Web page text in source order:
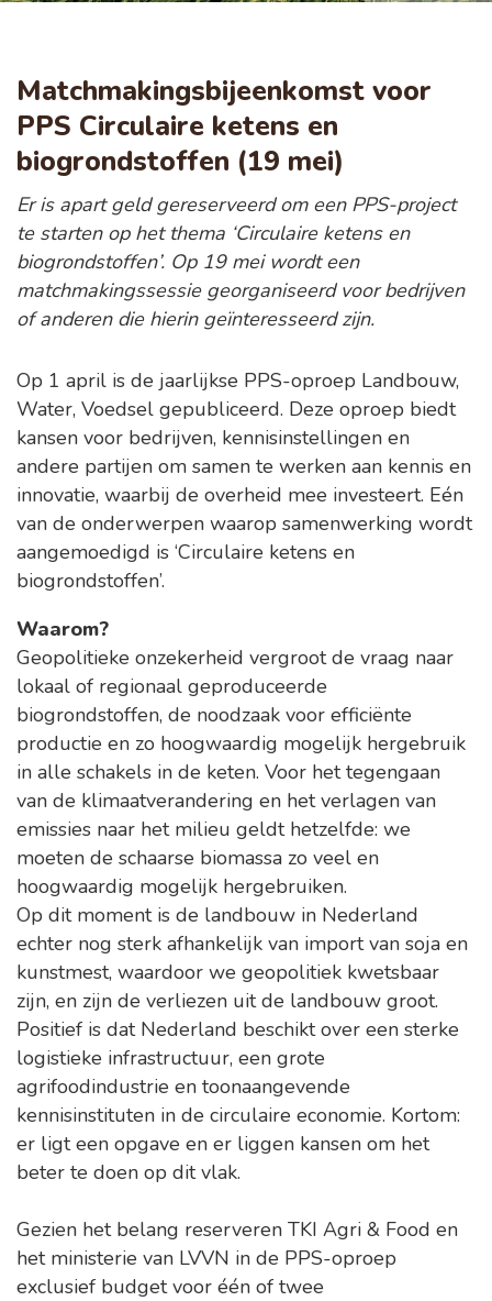
Matchmakingsbijeenkomst voor
PPS Circulaire ketens en
biogrondstoffen (19 mei)
Er is apart geld gereserveerd om een PPS-project
te starten op het thema ‘Circulaire ketens en
biogrondstoffen’. Op 19 mei wordt een
matchmakingssessie georganiseerd voor bedrijven
of anderen die hierin geïnteresseerd zijn.
Op 1 april is de jaarlijkse PPS-oproep Landbouw,
Water, Voedsel gepubliceerd. Deze oproep biedt
kansen voor bedrijven, kennisinstellingen en
andere partijen om samen te werken aan kennis en
innovatie, waarbij de overheid mee investeert. Eén
van de onderwerpen waarop samenwerking wordt
aangemoedigd is ‘Circulaire ketens en
biogrondstoffen’.
Waarom?
Geopolitieke onzekerheid vergroot de vraag naar
lokaal of regionaal geproduceerde
biogrondstoffen, de noodzaak voor efficiënte
productie en zo hoogwaardig mogelijk hergebruik
in alle schakels in de keten. Voor het tegengaan
van de klimaatverandering en het verlagen van
emissies naar het milieu geldt hetzelfde: we
moeten de schaarse biomassa zo veel en
hoogwaardig mogelijk hergebruiken.
Op dit moment is de landbouw in Nederland
echter nog sterk afhankelijk van import van soja en
kunstmest, waardoor we geopolitiek kwetsbaar
zijn, en zijn de verliezen uit de landbouw groot.
Positief is dat Nederland beschikt over een sterke
logistieke infrastructuur, een grote
agrifoodindustrie en toonaangevende
kennisinstituten in de circulaire economie. Kortom:
er ligt een opgave en er liggen kansen om het
beter te doen op dit vlak.
Gezien het belang reserveren TKI Agri & Food en
het ministerie van LVVN in de PPS-oproep
exclusief budget voor één of twee